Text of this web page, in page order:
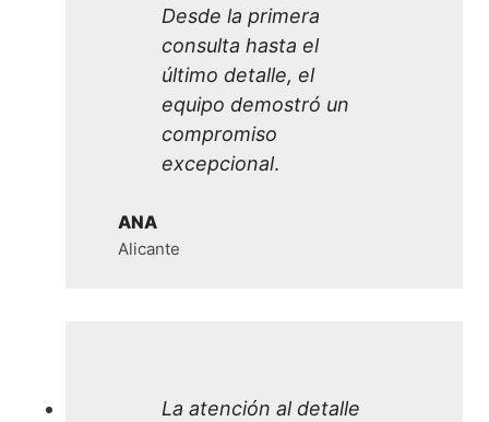
Desde la primera
consulta hasta el
último detalle, el
equipo demostró un
compromiso
excepcional.
ANA
Alicante
La atención al detalle